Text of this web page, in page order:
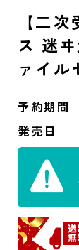
【二
ス 迷
ァイル
予約期間
発売日